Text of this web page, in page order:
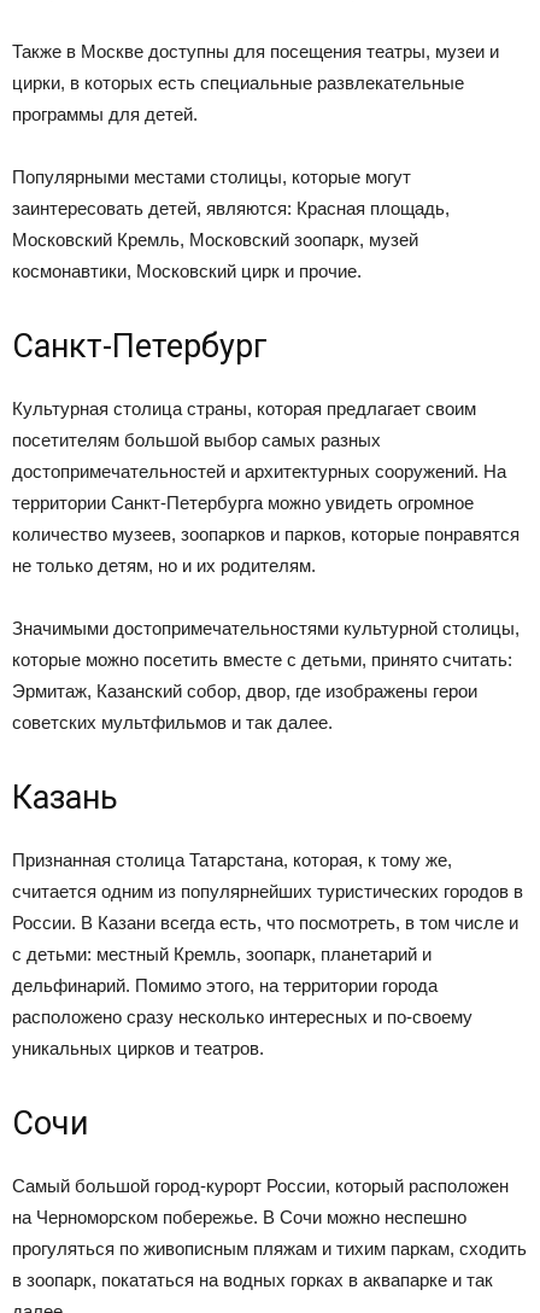
Также в Москве доступны для посещения театры, музеи и
цирки, в которых есть специальные развлекательные
программы для детей.
Популярными местами столицы, которые могут
заинтересовать детей, являются: Красная площадь,
Московский Кремль, Московский зоопарк, музей
космонавтики, Московский цирк и прочие.
Санкт-Петербург
Культурная столица страны, которая предлагает своим
посетителям большой выбор самых разных
достопримечательностей и архитектурных сооружений. На
территории Санкт-Петербурга можно увидеть огромное
количество музеев, зоопарков и парков, которые понравятся
не только детям, но и их родителям.
Значимыми достопримечательностями культурной столицы,
которые можно посетить вместе с детьми, принято считать:
Эрмитаж, Казанский собор, двор, где изображены герои
советских мультфильмов и так далее.
Казань
Признанная столица Татарстана, которая, к тому же,
считается одним из популярнейших туристических городов в
России. В Казани всегда есть, что посмотреть, в том числе и
с детьми: местный Кремль, зоопарк, планетарий и
дельфинарий. Помимо этого, на территории города
расположено сразу несколько интересных и по-своему
уникальных цирков и театров.
Сочи
Самый большой город-курорт России, который расположен
на Черноморском побережье. В Сочи можно неспешно
прогуляться по живописным пляжам и тихим паркам, сходить
в зоопарк, покататься на водных горках в аквапарке и так